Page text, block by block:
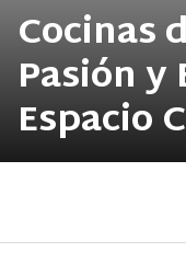
Cocinas
Pasión
Espacio